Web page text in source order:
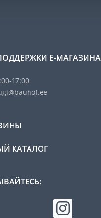
Е-МАГАЗИНА
17:00
КАТАЛОГ